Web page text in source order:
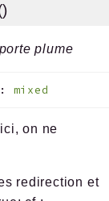
plume
mixed
on ne
redirection et